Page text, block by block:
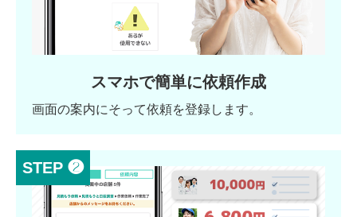
スマホで簡単に依頼作成
画面の案内にそって依頼を登録します。
STEP ❷